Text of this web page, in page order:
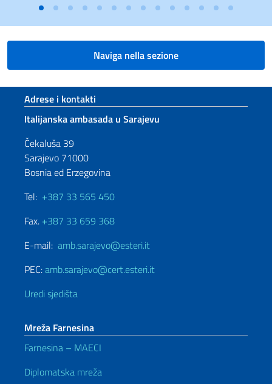
Naviga nella sezione
Footer section
Adrese i kontakti
Italijanska ambasada u Sarajevu
Čekaluša 39
Sarajevo 71000
Bosnia ed Erzegovina
Tel: +387 33 565 450
Fax. +387 33 659 368
E-mail: amb.sarajevo@esteri.it
PEC:amb.sarajevo@cert.esteri.it
Uredi sjedišta
Mreža Farnesina
Farnesina – MAECI
Diplomatska mreža